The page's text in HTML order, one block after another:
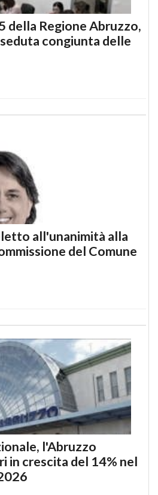
della Regione Abruzzo,
congiunta delle
all'unanimità alla
del Comune
l'Abruzzo
in crescita del 14% nel